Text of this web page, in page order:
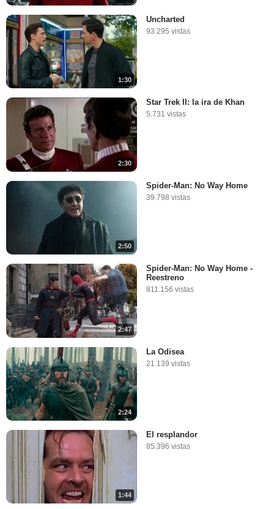
1:30
Uncharted
93.295 vistas
2:30
Star Trek II: la ira de Khan
5.731 vistas
2:50
Spider-Man: No Way Home
39.798 vistas
2:47
Spider-Man: No Way Home -
Reestreno
811.156 vistas
2:24
La Odisea
21.139 vistas
1:44
El resplandor
85.396 vistas